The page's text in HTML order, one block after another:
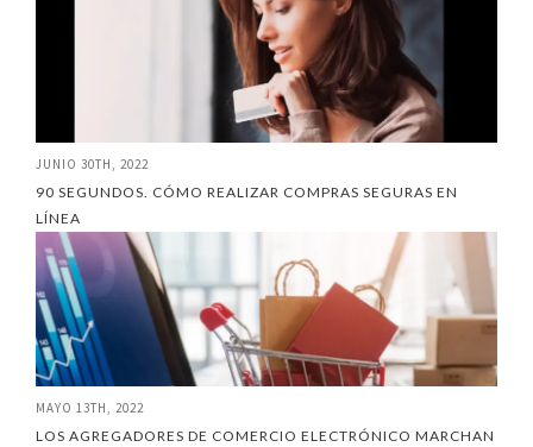
JUNIO 30TH, 2022
90 SEGUNDOS. CÓMO REALIZAR COMPRAS SEGURAS EN
LÍNEA
MAYO 13TH, 2022
LOS AGREGADORES DE COMERCIO ELECTRÓNICO MARCHAN